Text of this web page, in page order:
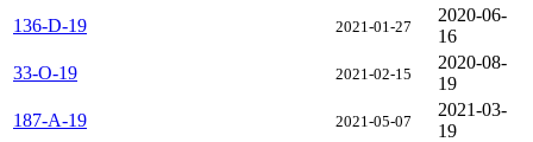
136-D-19
2021-01-27
2020-06-
16
33-O-19
2021-02-15
2020-08-
19
187-A-19
2021-05-07
2021-03-
19